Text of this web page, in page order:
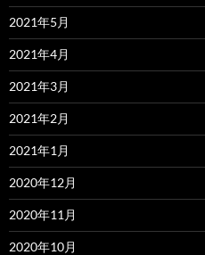
2021年5月
2021年4月
2021年3月
2021年2月
2021年1月
2020年12月
2020年11月
2020年10月